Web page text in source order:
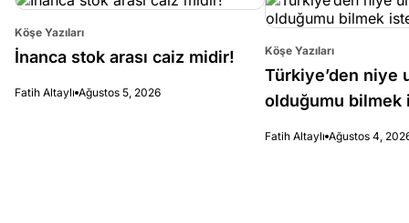
Köşe Yazıları
İnanca stok arası caiz midir!
Fatih Altaylı Ağustos 5, 2026
Köşe Yazıları
Türkiye’den niye
olduğumu bilmek
Fatih Altaylı Ağustos 4,